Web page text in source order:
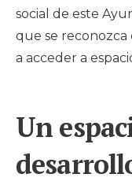
social de este
que se reconozca
a acceder a
Un